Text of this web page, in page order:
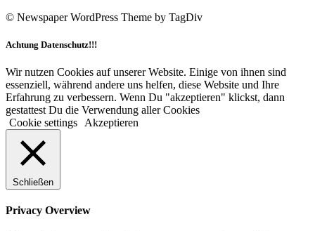
© Newspaper WordPress Theme by TagDiv
Achtung Datenschutz!!!
Wir nutzen Cookies auf unserer Website. Einige von ihnen sind
essenziell, während andere uns helfen, diese Website und Ihre
Erfahrung zu verbessern. Wenn Du "akzeptieren" klickst, dann
gestattest Du die Verwendung aller Cookies
Cookie settings
Akzeptieren
Schließen
Privacy Overview